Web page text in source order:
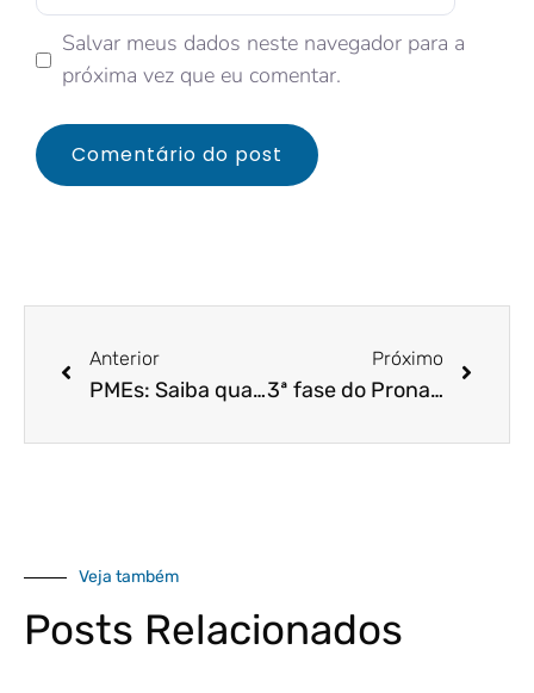
Salvar meus dados neste navegador para a
próxima vez que eu comentar.
Anterior
PMEs: Saiba quais são as 4 ferramentas gratuitas que o Google acabou de lançar!
Próximo
3ª fase do Pronampe em negociação e sua empresa poderá contar com mais apoio financeiro!
Veja também
Posts Relacionados